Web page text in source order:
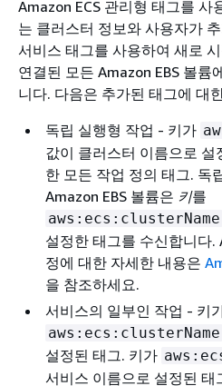
Amazon ECS 관리형 태그를 사
는 클러스터 정보와 사용자가
서비스 태그를 사용하여 새로
연결된 모든 Amazon EBS 볼륨
니다. 다음은 추가된 태그에 대
독립 실행형 작업 - 키가
값이 클러스터 이름으로
한 모든 작업 정의 태그. 독
Amazon EBS 볼륨은 키를
aws:ecs:clusterName
설정한 태그를 수신합니다.
정에 대한 자세한 내용은
을 참조하세요.
서비스의 일부인 작업 - 키
aws:ecs:clusterName
설정된 태그. 키가
서비스 이름으로 설정된 태